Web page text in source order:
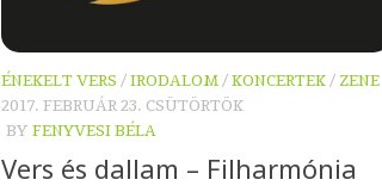
ÉNEKELT VERS /IRODALOM/KONCERTEK/ ZENE
2017. FEBRUÁR 23. CSÜTÖRTÖK
BY FENYVESI BÉLA
Vers és dallam – Filharmónia